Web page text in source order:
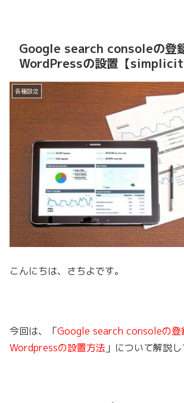
Google search consoleの登
WordPressの設置【
各種設定
こんにちは、さちよです。
今回は、「Google search consoleの登
Wordpressの設置方法 」について解説し